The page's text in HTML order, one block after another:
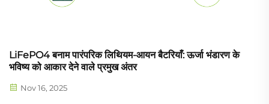
LiFePO4 बनाम पारंपरिक लिथियम-आयन बैटरियाँ: ऊर्जा भंडारण के
भविष्य को आकार देने वाले प्रमुख अंतर
Nov 16, 2025